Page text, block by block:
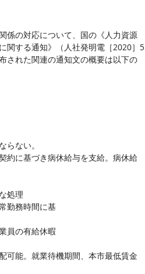
係の対応について、国の《人力資源
関する通知》（人社発明電［2020］5
された関連の通知文の概要は以下の
らない。
約に基づき病休給与を支給。病休給
処理
勤務時間に基
員の有給休暇
可能。就業待機期間、本市最低賃金